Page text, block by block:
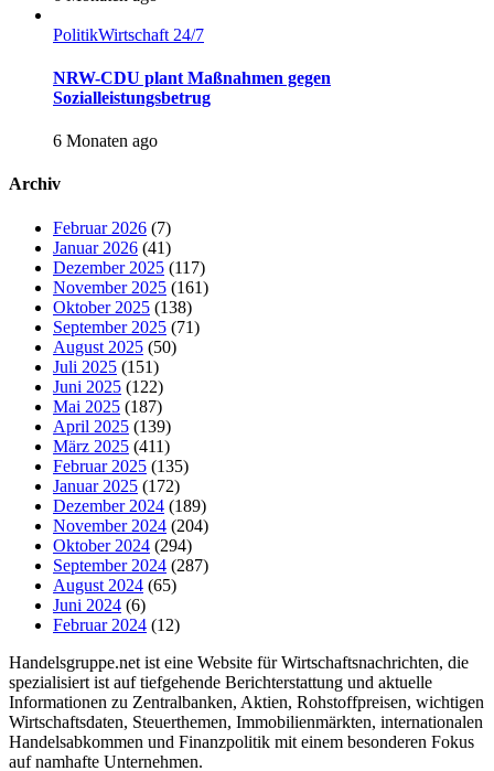
PolitikWirtschaft 24/7
NRW-CDU plant Maßnahmen gegen
Sozialleistungsbetrug
6 Monaten ago
Archiv
Februar 2026 (7)
Januar 2026 (41)
Dezember 2025 (117)
November 2025 (161)
Oktober 2025 (138)
September 2025 (71)
August 2025 (50)
Juli 2025 (151)
Juni 2025 (122)
Mai 2025 (187)
April 2025 (139)
März 2025 (411)
Februar 2025 (135)
Januar 2025 (172)
Dezember 2024 (189)
November 2024 (204)
Oktober 2024 (294)
September 2024 (287)
August 2024 (65)
Juni 2024 (6)
Februar 2024 (12)
Handelsgruppe.net ist eine Website für Wirtschaftsnachrichten, die
spezialisiert ist auf tiefgehende Berichterstattung und aktuelle
Informationen zu Zentralbanken, Aktien, Rohstoffpreisen, wichtigen
Wirtschaftsdaten, Steuerthemen, Immobilienmärkten, internationalen
Handelsabkommen und Finanzpolitik mit einem besonderen Fokus
auf namhafte Unternehmen.